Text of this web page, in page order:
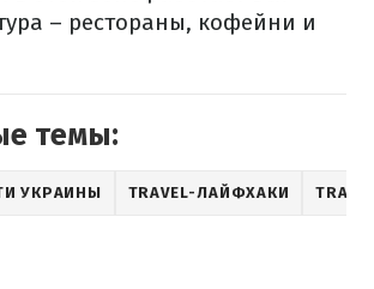
– рестораны, кофейни и
темы:
УКРАИНЫ TRAVEL-ЛАЙФХАКИ